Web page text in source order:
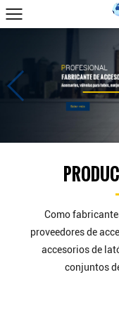
Como
proveedores de
accesorios de
conjuntos